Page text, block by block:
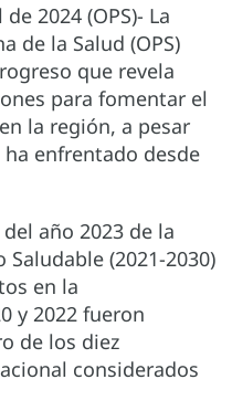
2024 (OPS)- La
de la Salud (OPS)
que revela
para fomentar el
la región, a pesar
enfrentado desde
año 2023 de la
(2021-2030)
en la
y 2022 fueron
de los diez
considerados